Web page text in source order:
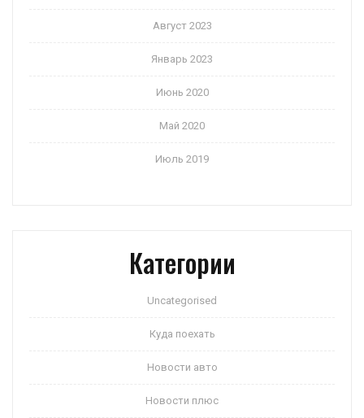
Август 2023
Январь 2023
Июнь 2020
Май 2020
Июль 2019
Категории
Uncategorised
Куда поехать
Новости авто
Новости плюс